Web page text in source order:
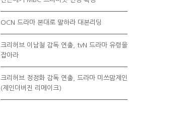
OCN 드라마 본대로 말하라 대본리딩
크리허브 이남철 감독 연출, tvN 드라마 유령을
잡아라
크리허브 정정화 감독 연출, 드라마 미쓰맘제인
(제인더버진 리메이크)